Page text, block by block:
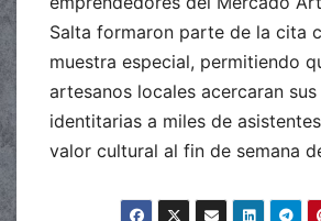
Salta formaron parte de la cita
muestra especial, permitiendo
artesanos locales acercaran
identitarias a miles de
valor cultural al fin de semana